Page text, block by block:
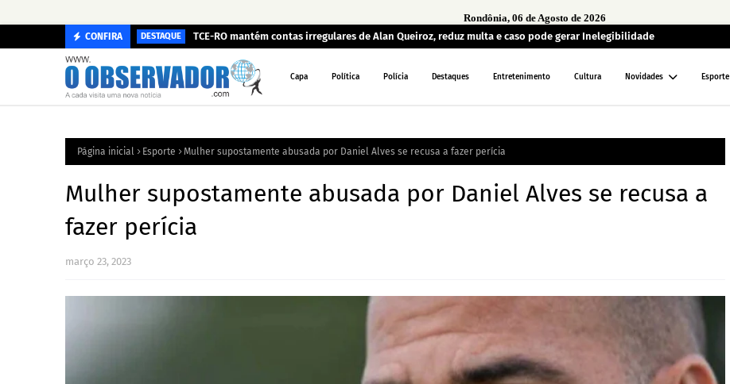
Rondônia, 06 de Agosto de 2026
CONFIRA DESTAQUE TCE-RO mantém contas irregulares de Alan Queiroz, reduz multa e caso pode gerar Inelegibilidade
Capa Política Polícia Destaques Entretenimento Cultura Novidades Esporte
Página inicial Esporte Mulher supostamente abusada por Daniel Alves se recusa a fazer perícia
Mulher supostamente abusada por Daniel Alves se recusa a
fazer perícia
março 23, 2023